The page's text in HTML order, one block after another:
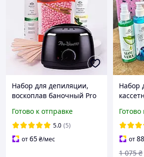
Набор для депиляции,
воскоплав баночный Pro
средство До и После
депиляции
Готово к отправке
5.0 (5)
от65₴/мес
Набор
Maxi
воска)
от88
1 075 ₴